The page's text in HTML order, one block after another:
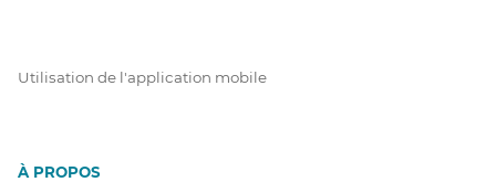
Utilisation de l'application mobile
À PROPOS